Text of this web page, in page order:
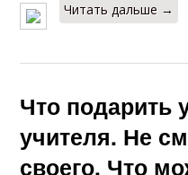
Читать дальше →
Что подарить
учителя. Не
своего. Что